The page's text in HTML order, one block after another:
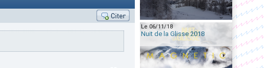
Le 06/11/18
Nuit de la Glisse 2018